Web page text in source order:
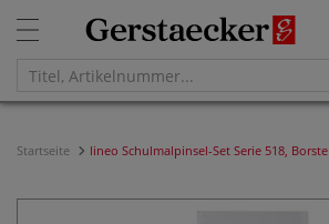
Startseite lineo Schulmalpinsel-Set Serie 518, Borste